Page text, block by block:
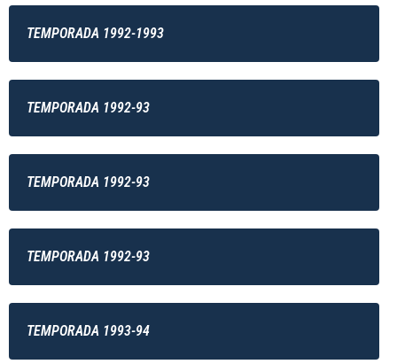
TEMPORADA 1992-1993
TEMPORADA 1992-93
TEMPORADA 1992-93
TEMPORADA 1992-93
TEMPORADA 1993-94